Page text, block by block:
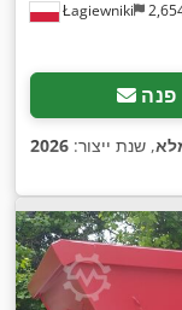
Łagiewniki
פנה
, שנת ייצור: 2026